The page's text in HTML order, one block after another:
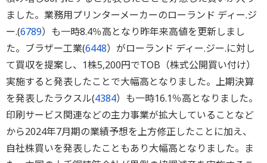
ました。業務用プリンターメーカーのローランド ディー.ジ
ー.(6789）も一時8.4％高となり昨年来高値を更新しまし
た。ブラザー工業(6448）がローランド ディー.ジー.に対し
て買収を提案し、1株5,200円でTOB（株式公開買い付け）
実施すると発表したことで大幅高となりました。上期決算
を発表したラクスル(4384）も一時16.1％高となりました。
印刷サービス関連などの主力事業が拡大していることなど
から2024年7月期の業績予想を上方修正したことに加え、
自社株買いを発表したこともあり大幅高となりました。ま